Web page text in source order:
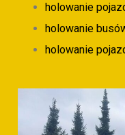
holowanie
holowanie
holowanie